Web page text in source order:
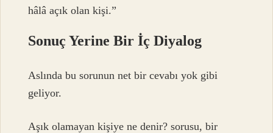
hâlâ açık olan kişi.”
Sonuç Yerine Bir İç Diyalog
Aslında bu sorunun net bir cevabı yok gibi
geliyor.
Aşık olamayan kişiye ne denir? sorusu, bir